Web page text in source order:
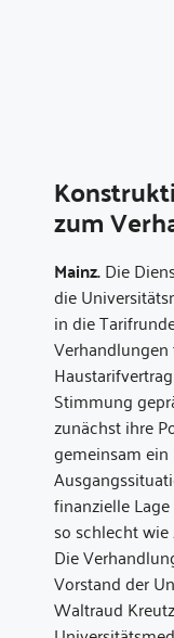
zum
Mainz.Die
die
in die
Stimmung
zunächst ihre
gemeinsam
finanzielle
so schlecht
Die
Vorstand der
Waltraud